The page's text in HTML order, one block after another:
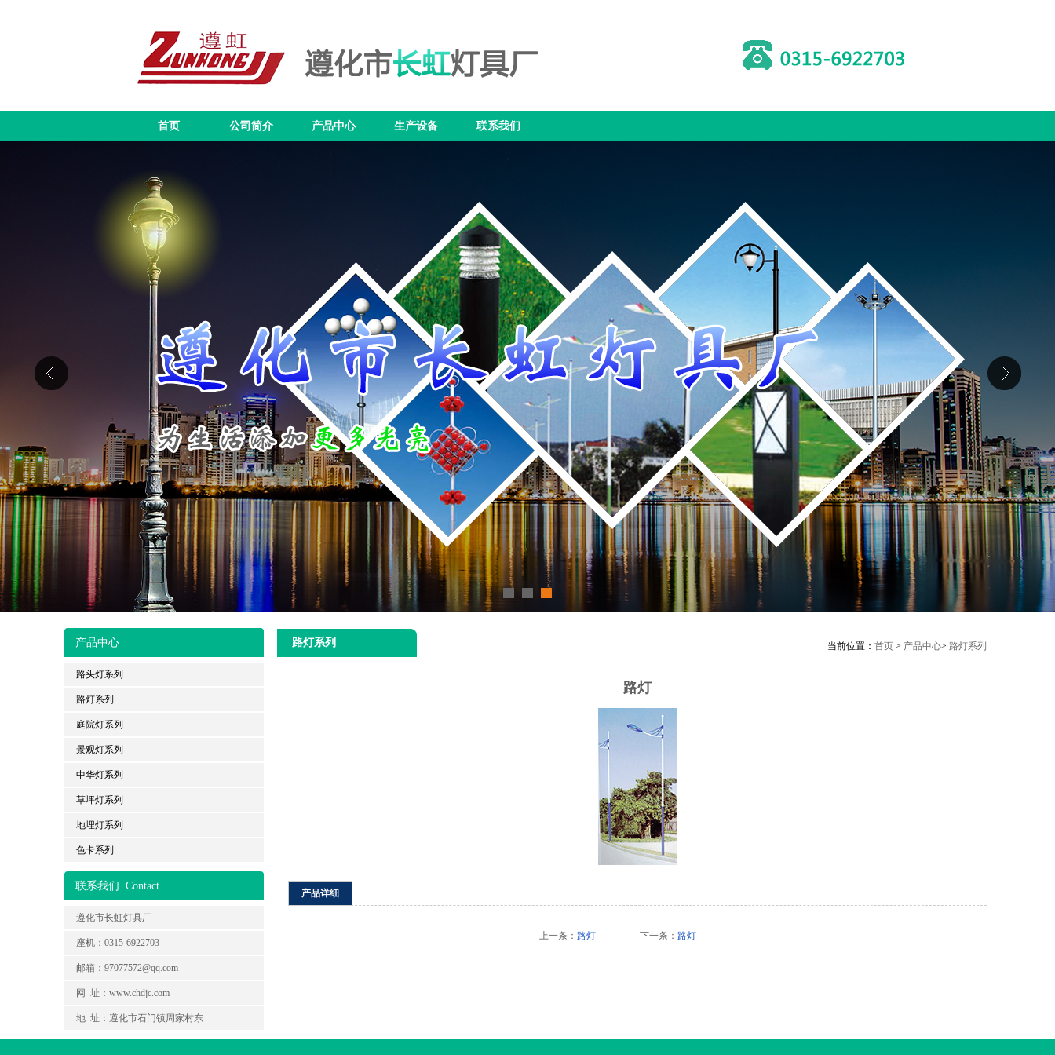
首页 公司简介 产品中心 生产设备 联系我们
产品中心
路头灯系列
路灯系列
庭院灯系列
景观灯系列
中华灯系列
草坪灯系列
地埋灯系列
色卡系列
联系我们 Contact
遵化市长虹灯具厂
座机：0315-6922703
邮箱：97077572@qq.com
网 址：www.chdjc.com
地 址：遵化市石门镇周家村东
当前位置： 首页 > 产品中心> 路灯系列
路灯系列
路灯
产品详细
上一条： 路灯 下一条： 路灯